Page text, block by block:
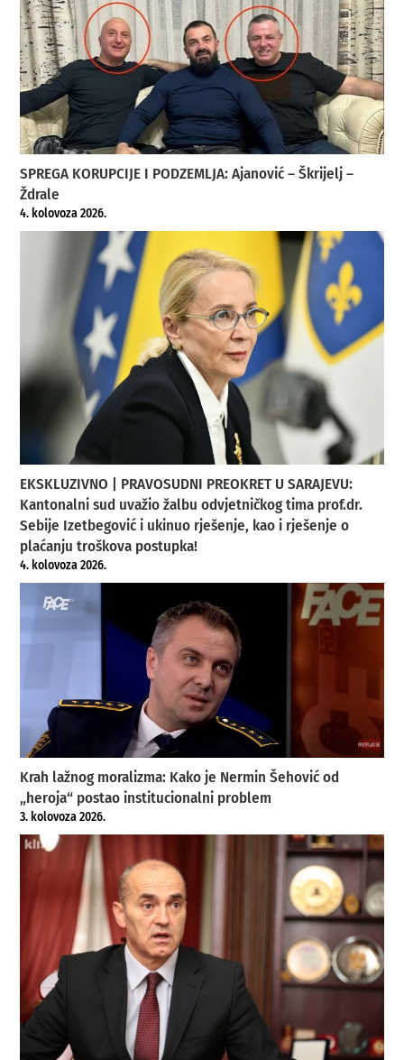
SPREGA KORUPCIJE I PODZEMLJA: Ajanović – Škrijelj –
Ždrale
4. kolovoza 2026.
EKSKLUZIVNO | PRAVOSUDNI PREOKRET U SARAJEVU:
Kantonalni sud uvažio žalbu odvjetničkog tima prof.dr.
Sebije Izetbegović i ukinuo rješenje, kao i rješenje o
plaćanju troškova postupka!
4. kolovoza 2026.
Krah lažnog moralizma: Kako je Nermin Šehović od
„heroja“ postao institucionalni problem
3. kolovoza 2026.